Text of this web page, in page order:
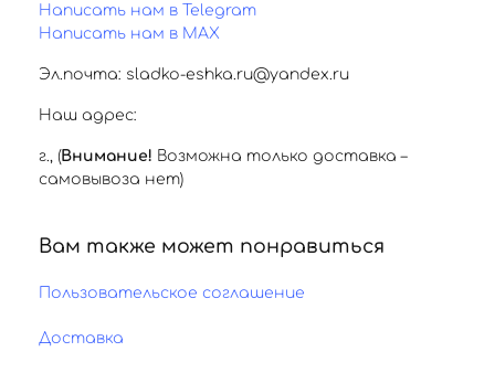
Написать нам в Telegram
Написать нам в MAX
Эл.почта: sladko-eshka.ru@yandex.ru
Наш адрес:
г. , (Внимание! Возможна только доставка –
самовывоза нет)
Вам также может понравиться
Пользовательское соглашение
Доставка